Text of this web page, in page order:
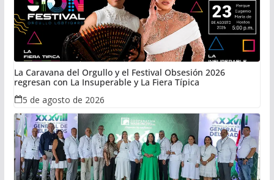
La Caravana del Orgullo y el Festival Obsesión 2026
regresan con La Insuperable y La Fiera Típica
5 de agosto de 2026